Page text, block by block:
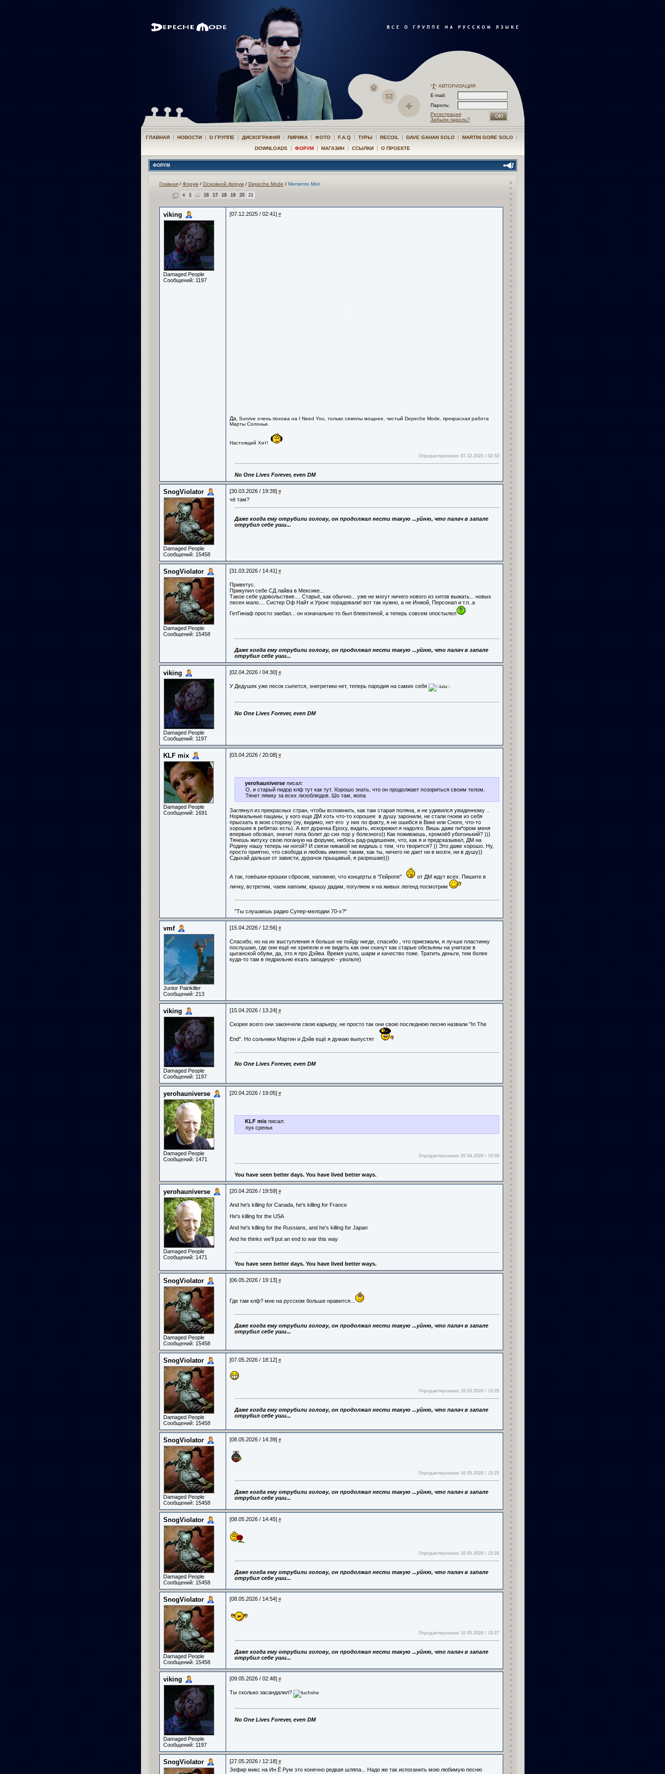
АВТОРИЗАЦИЯ
E-mail:
Пароль:
Регистрация
Забыли пароль?
ГЛАВНАЯ | НОВОСТИ | О ГРУППЕ | ДИСКОГРАФИЯ | ЛИРИКА | ФОТО | F.A.Q | ТУРЫ | RECOIL | DAVE GAHAN SOLO | MARTIN GORE SOLO |
DOWNLOADS | ФОРУМ | МАГАЗИН | ССЫЛКИ | О ПРОЕКТЕ
ФОРУМ
Главная/ Форум/ Основной форум/ Depeche Mode / Memento Mori
« 1 ... 16 17 18 19 20 21
viking
Damaged People
Сообщений: 1197
[07.12.2025 / 02:41] #
Да, Survive очень похожа на I Need You, только семплы мощнее, чистый Depeche Mode, прекрасная работа
Марты Солоньи.
Настоящий Хит!
Отредактировано 07.12.2025 / 02:52
No One Lives Forever, even DM
SnogViolator
Damaged People
Сообщений: 15458
[30.03.2026 / 19:39] #
чё там?
Даже когда ему отрубили голову, он продолжал нести такую ...уйню, что палач в запале
отрубил себе уши...
SnogViolator
Damaged People
Сообщений: 15458
[31.03.2026 / 14:41] #
Приветус.
Прикупил себе СД лайва в Мексике...
Такое себе удовольствие.... Старьё, как обычно... уже не могут ничего нового из хитов выжать... новых
песен мало.... Систер Оф Найт и Уронг порадовали! вот так нужно, а не Инжой, Персонал и т.п..а
ГетГинаф просто заебал... он изначально то был блевотиной, а теперь совсем опостылел
Даже когда ему отрубили голову, он продолжал нести такую ...уйню, что палач в запале
отрубил себе уши...
viking
Damaged People
Сообщений: 1197
[02.04.2026 / 04:30] #
У Дедушек уже песок сыпется, энегретики нет, теперь пародия на самих себя
No One Lives Forever, even DM
KLF mix
Damaged People
Сообщений: 1691
[03.04.2026 / 20:08] #
yerohauniverseписал:
О, и старый пидор клф тут как тут. Хорошо знать, что он продолжает позориться своим телом.
Тянет лямку за всех лизоблюдов. Шо там, жопа
Заглянул из прекрасных стран, чтобы вспомнить, как там старая поляна, и не удивился увиденному ..
Нормальные пацаны, у кого еще ДМ хоть что-то хорошее в душу заронили, не стали гноем из себя
прыскать в мою сторону (ну, видимо, нет его у них по факту, я не ошибся в Вике или Сноге, что-то
хорошее в ребятах есть). А вот дурачка Ероху, видать, искорежил я надолго. Вишь даже пи*ором меня
впервые обозвал, значит попа болит до сих пор у болезного)) Как поживаешь, хромоёб убогонький? )))
Тянешь житуху свою поганую на форуме, небось рад-радешенек, что, как я и предсказывал, ДМ на
Родину нашу теперь ни ногой? И связи никакой не видишь с тем, что творится? )) Это даже хорошо. Ну,
просто приятно, что свобода и любовь именно таким, как ты, ничего не дает ни в мозги, ни в душу))
Сдыхай дальше от зависти, дурачок прыщавый, я разрешаю)))
А так, говёшки-ерошки сбросив, напомню, что концерты в "Гейропе"
от ДМ ждут всех. Пишите в
личку, встретим, чаем напоим, крышу дадим, погуляем и на живых легенд посмотрим
"Ты слушаешь радио Супер-мелодии 70-х?"
vmf
Junior Painkiller
Сообщений: 213
[15.04.2026 / 12:56] #
Спасибо, но на их выступления я больше не пойду нигде, спасибо , что приезжали, я лучше пластинку
послушаю, где они ещё не хрипели и не видеть как они скачут как старые обезьяны на унитазе в
цыганской обуви, да, это я про Дэйва. Время ушло, шарм и качество тоже. Тратить деньги, тем более
куда-то там в педрильню ехать западную - увольте)
viking
Damaged People
Сообщений: 1197
[15.04.2026 / 13:24] #
Скорее всего они закончили свою карьеру, не просто так они свою последнюю песню назвали "In The
End". Но сольники Мартин и Дэйв ещё я думаю выпустят
No One Lives Forever, even DM
yerohauniverse
Damaged People
Сообщений: 1471
[20.04.2026 / 19:05] #
KLF mixписал:
пук среньк
Отредактировано 20.04.2026 / 19:59
You have seen better days. You have lived better ways.
yerohauniverse
Damaged People
Сообщений: 1471
[20.04.2026 / 19:59] #
And he's killing for Canada, he's killing for France
He's killing for the USA
And he's killing for the Russians, and he's killing for Japan
And he thinks we'll put an end to war this way
You have seen better days. You have lived better ways.
SnogViolator
Damaged People
Сообщений: 15458
[06.05.2026 / 19:13] #
Где там клф? мне на русском больше нравится...
Даже когда ему отрубили голову, он продолжал нести такую ...уйню, что палач в запале
отрубил себе уши...
SnogViolator
Damaged People
Сообщений: 15458
[07.05.2026 / 18:12] #
Отредактировано 10.05.2026 / 15:25
Даже когда ему отрубили голову, он продолжал нести такую ...уйню, что палач в запале
отрубил себе уши...
SnogViolator
Damaged People
Сообщений: 15458
[08.05.2026 / 14:39] #
Отредактировано 10.05.2026 / 15:25
Даже когда ему отрубили голову, он продолжал нести такую ...уйню, что палач в запале
отрубил себе уши...
SnogViolator
Damaged People
Сообщений: 15458
[08.05.2026 / 14:45] #
Отредактировано 10.05.2026 / 15:26
Даже когда ему отрубили голову, он продолжал нести такую ...уйню, что палач в запале
отрубил себе уши...
SnogViolator
Damaged People
Сообщений: 15458
[08.05.2026 / 14:54] #
Отредактировано 10.05.2026 / 15:27
Даже когда ему отрубили голову, он продолжал нести такую ...уйню, что палач в запале
отрубил себе уши...
viking
Damaged People
Сообщений: 1197
[09.05.2026 / 02:48] #
Ты сколько засандалил?
No One Lives Forever, even DM
SnogViolator [27.05.2026 / 12:18] #
Зефир микс на Ин Ё Рум это конечно редкая шляпа... Надо же так испоганить мою любимую песню